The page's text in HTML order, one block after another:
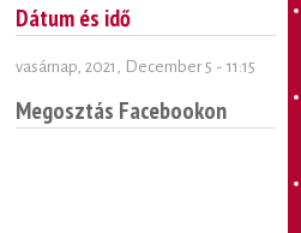
Dátum és idő
vasárnap, 2021, December 5 - 11:15
Megosztás Facebookon